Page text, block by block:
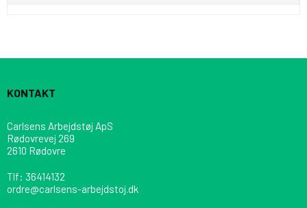
KONTAKT
Carlsens Arbejdstøj ApS
Rødovrevej 269
2610 Rødovre
Tlf: 36414132
ordre@carlsens-arbejdstoj.dk